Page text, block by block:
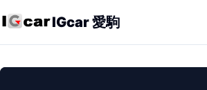
IGcar 愛駒